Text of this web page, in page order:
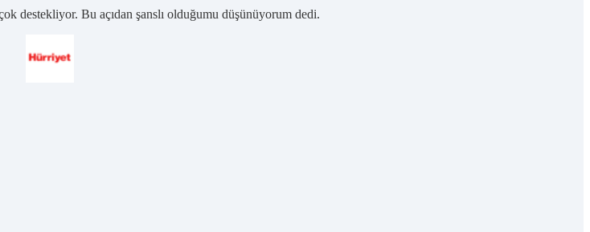
destekliyor. Bu açıdan şanslı olduğumu düşünüyorum dedi.